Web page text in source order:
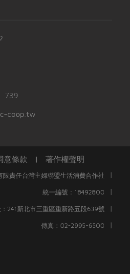
739
coop.tw
意條款 | 著作權聲明
責任台灣主婦聯盟生活消費合作社 |
統一編號：18492800 |
241新北市三重區重新路五段639號 |
傳真：02-2995-6500 |